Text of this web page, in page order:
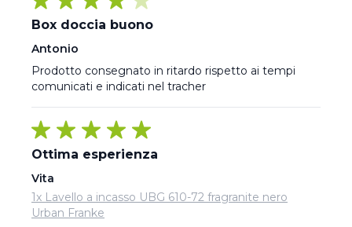
Box doccia buono
Antonio
Prodotto consegnato in ritardo rispetto ai tempi
comunicati e indicati nel tracher
Ottima esperienza
Vita
1x Lavello a incasso UBG 610-72 fragranite nero
Urban Franke